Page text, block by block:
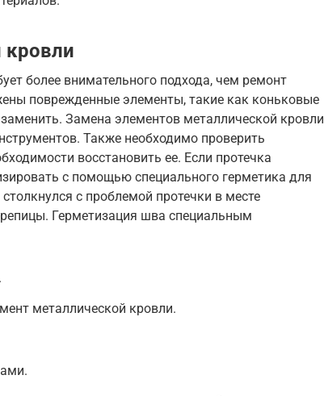
кровли
более внимательного подхода, чем ремонт
поврежденные элементы, такие как коньковые
Замена элементов металлической кровли
Также необходимо проверить
восстановить ее. Если протечка
с помощью специального герметика для
с проблемой протечки в месте
Герметизация шва специальным
металлической кровли.